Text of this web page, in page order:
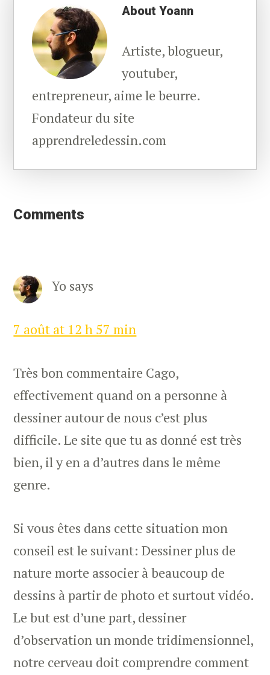
AboutYoann
Artiste, blogueur,
youtuber,
entrepreneur, aime le beurre.
Fondateur du site
apprendreledessin.com
Interactions
Comments
Yo says
7 août at 12 h 57 min
Très bon commentaire Cago,
effectivement quand on a personne à
dessiner autour de nous c’est plus
difficile. Le site que tu as donné est très
bien, il y en a d’autres dans le même
genre.
Si vous êtes dans cette situation mon
conseil est le suivant: Dessiner plus de
nature morte associer à beaucoup de
dessins à partir de photo et surtout vidéo.
Le but est d’une part, dessiner
d’observation un monde tridimensionnel,
notre cerveau doit comprendre comment